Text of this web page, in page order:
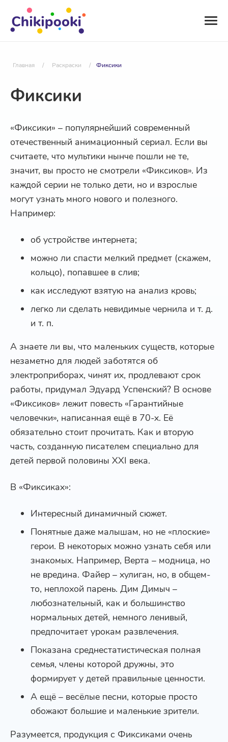
Главная / Раскраски / Фиксики
Фиксики
«Фиксики» – популярнейший современный
отечественный анимационный сериал. Если вы
считаете, что мультики нынче пошли не те,
значит, вы просто не смотрели «Фиксиков». Из
каждой серии не только дети, но и взрослые
могут узнать много нового и полезного.
Например:
об устройстве интернета;
можно ли спасти мелкий предмет (скажем,
кольцо), попавшее в слив;
как исследуют взятую на анализ кровь;
легко ли сделать невидимые чернила и т. д.
и т. п.
А знаете ли вы, что маленьких существ, которые
незаметно для людей заботятся об
электроприборах, чинят их, продлевают срок
работы, придумал Эдуард Успенский? В основе
«Фиксиков» лежит повесть «Гарантийные
человечки», написанная ещё в 70-х. Её
обязательно стоит прочитать. Как и вторую
часть, созданную писателем специально для
детей первой половины XXI века.
В «Фиксиках»:
Интересный динамичный сюжет.
Понятные даже малышам, но не «плоские»
герои. В некоторых можно узнать себя или
знакомых. Например, Верта – модница, но
не вредина. Файер – хулиган, но, в общем-
то, неплохой парень. Дим Димыч –
любознательный, как и большинство
нормальных детей, немного ленивый,
предпочитает урокам развлечения.
Показана среднестатистическая полная
семья, члены которой дружны, это
формирует у детей правильные ценности.
А ещё – весёлые песни, которые просто
обожают большие и маленькие зрители.
Разумеется, продукция с Фиксиками очень